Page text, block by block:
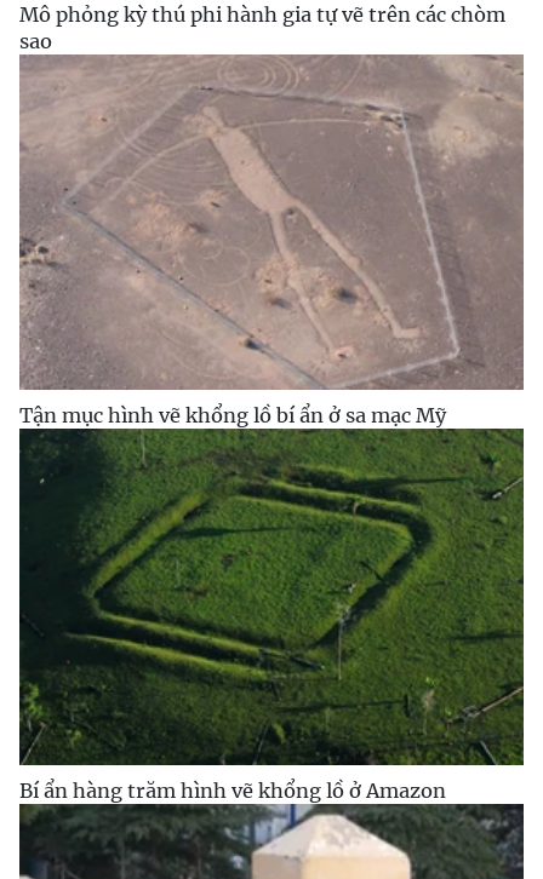
Mô phỏng kỳ thú phi hành gia tự vẽ trên các chòm
sao
Tận mục hình vẽ khổng lồ bí ẩn ở sa mạc Mỹ
Bí ẩn hàng trăm hình vẽ khổng lồ ở Amazon